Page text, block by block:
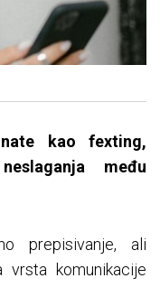
kao fexting,
među
prepisivanje, ali
vrsta komunikacije